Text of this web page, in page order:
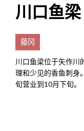
川口鱼梁
藤冈
川口鱼梁位于矢作川
理和少见的香鱼刺身
旬营业到10月下旬。